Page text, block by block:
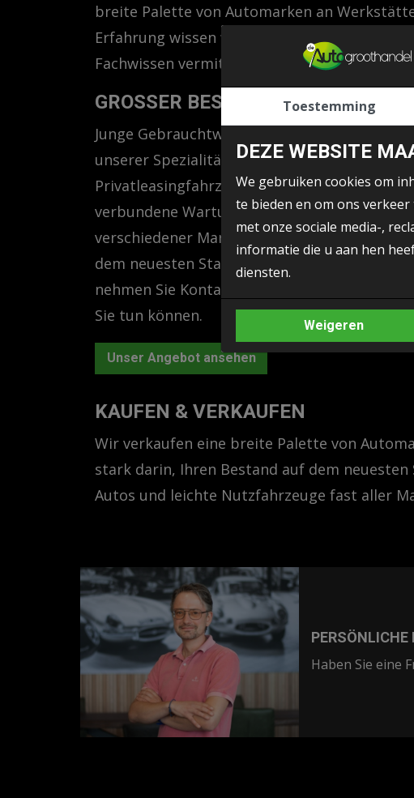
breite Palette von Automarken an
Erfahrung wissen wir genau, wie der
Fachwissen vermitteln. Dabei steht der
GROSSER BESTAND
Junge Gebrauchtwagen und leichte
unserer Spezialität. Dieser Bestand besteht
Privatleasingfahrzeugen. Daher kennen wir
verbundene Wartung im Detail. Bei einer
verschiedener Marken ist sicher auch für
dem neuesten Stand zu halten. Haben Sie
nehmen Sie Kontakt mit uns auf oder
Sie tun können.
Unser Angebot ansehen
KAUFEN & VERKAUFEN
Wir verkaufen eine breite Palette von
stark darin, Ihren Bestand auf dem
Autos und leichte Nutzfahrzeuge fast aller
PERSÖNLICHE
Haben Sie eine
Toestemming
DEZE WEBSITE
We gebruiken cookies om
te bieden en om ons
met onze sociale media-,
informatie die u aan hen
diensten.
Weigeren